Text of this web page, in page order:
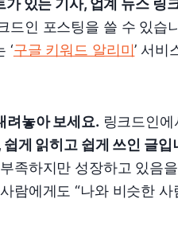
있는 기사, 업계 뉴스 링
드인 포스팅을 쓸 수 있습
‘구글 키워드 알리미’ 서비
려놓아 보세요. 링크드인
게 읽히고 쉽게 쓰인 글입
족하지만 성장하고 있음
람에게도 “나와 비슷한 사